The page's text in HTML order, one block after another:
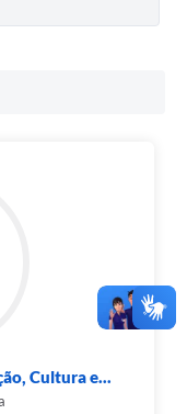
Cultura e...